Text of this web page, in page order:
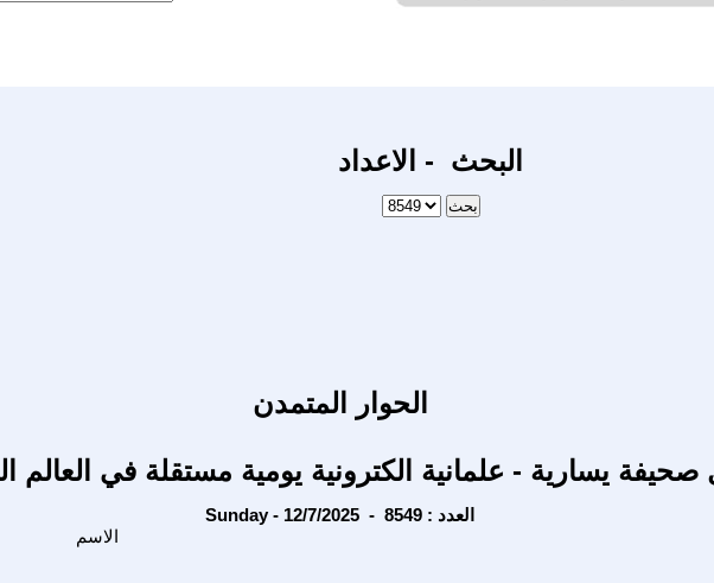
البحث - الاعداد
الحوار المتمدن
صحيفة يسارية - علمانية الكترونية يومية مستقلة في العالم
Sunday - 12/7/2025 - العدد : 8549
الاسم